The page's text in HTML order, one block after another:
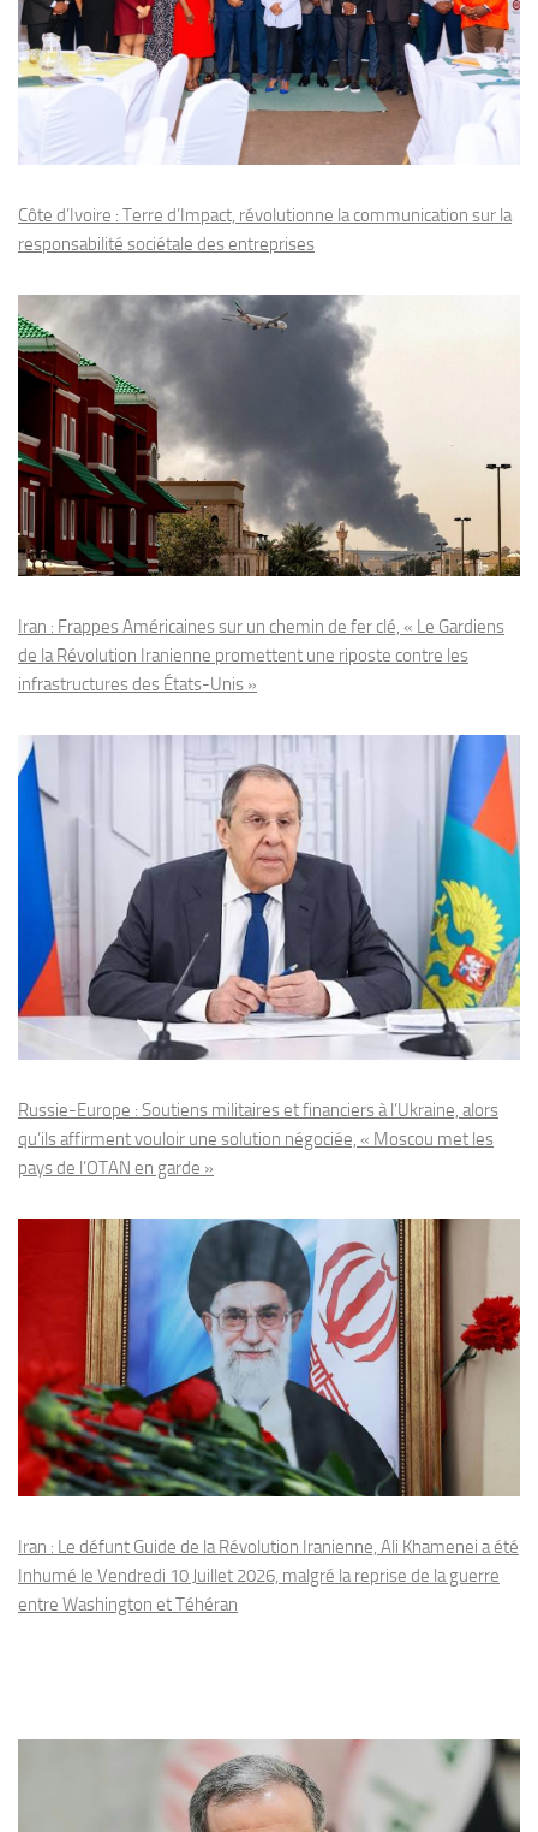
Côte d’Ivoire : Terre d’Impact, révolutionne la communication sur la
responsabilité sociétale des entreprises
Iran : Frappes Américaines sur un chemin de fer clé, « Le Gardiens
de la Révolution Iranienne promettent une riposte contre les
infrastructures des États-Unis »
Russie-Europe : Soutiens militaires et financiers à l’Ukraine, alors
qu’ils affirment vouloir une solution négociée, « Moscou met les
pays de l’OTAN en garde »
Iran : Le défunt Guide de la Révolution Iranienne, Ali Khamenei a été
Inhumé le Vendredi 10 Juillet 2026, malgré la reprise de la guerre
entre Washington et Téhéran